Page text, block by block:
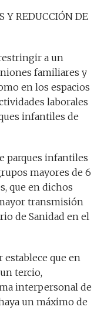
Y REDUCCIÓN DE
a un
familiares y
en los espacios
laborales
infantiles de
parques infantiles
mayores de 6
que en dichos
transmisión
de Sanidad en el
establece que en
tercio,
interpersonal de
un máximo de